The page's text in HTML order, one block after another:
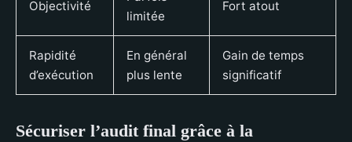
Objectivité
limitée
Fort atout
Rapidité
d’exécution
En général
plus lente
Gain de temps
significatif
Sécuriser l’audit final grâce à la